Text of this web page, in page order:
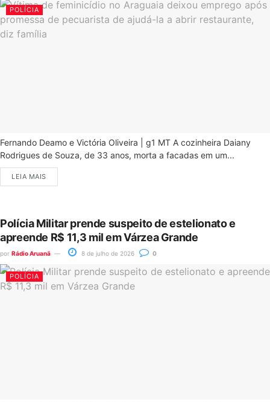
POLÍCIA
Fernando Deamo e Victória Oliveira | g1 MT A cozinheira Daiany
Rodrigues de Souza, de 33 anos, morta a facadas em um...
LEIA MAIS
Polícia Militar prende suspeito de estelionato e
apreende R$ 11,3 mil em Várzea Grande
por Rádio Aruanã 8 de julho de 2026 0
POLÍCIA